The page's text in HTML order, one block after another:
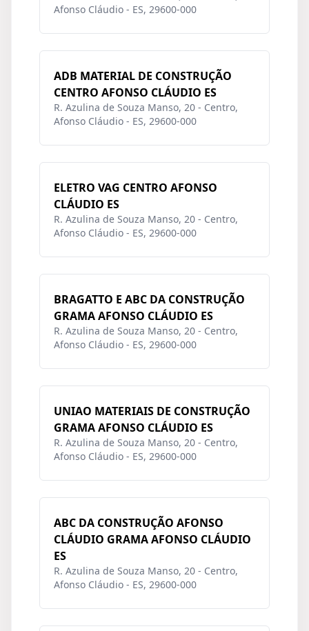
Afonso Cláudio - ES, 29600-000
ADB MATERIAL DE CONSTRUÇÃO
CENTRO AFONSO CLÁUDIO ES
R. Azulina de Souza Manso, 20 - Centro,
Afonso Cláudio - ES, 29600-000
ELETRO VAG CENTRO AFONSO
CLÁUDIO ES
R. Azulina de Souza Manso, 20 - Centro,
Afonso Cláudio - ES, 29600-000
BRAGATTO E ABC DA CONSTRUÇÃO
GRAMA AFONSO CLÁUDIO ES
R. Azulina de Souza Manso, 20 - Centro,
Afonso Cláudio - ES, 29600-000
UNIAO MATERIAIS DE CONSTRUÇÃO
GRAMA AFONSO CLÁUDIO ES
R. Azulina de Souza Manso, 20 - Centro,
Afonso Cláudio - ES, 29600-000
ABC DA CONSTRUÇÃO AFONSO
CLÁUDIO GRAMA AFONSO CLÁUDIO
ES
R. Azulina de Souza Manso, 20 - Centro,
Afonso Cláudio - ES, 29600-000